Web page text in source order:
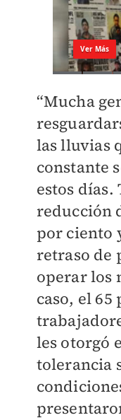
“Mucha
las lluvias
constante
estos
reducción
por ciento
retraso de
operar los
caso, el
les otorgó
tolerancia